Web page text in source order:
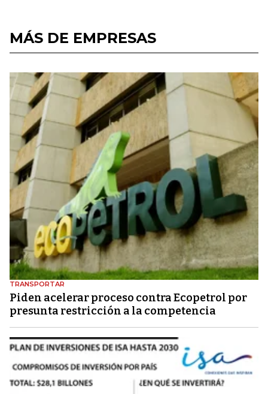
MÁS DE EMPRESAS
TRANSPORTAR
Piden acelerar proceso contra Ecopetrol por
presunta restricción a la competencia